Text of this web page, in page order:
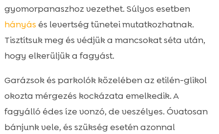
gyomorpanaszhoz vezethet. Súlyos esetben
hányás és levertség tünetei mutatkozhatnak.
Tisztítsuk meg és védjük a mancsokat séta után,
hogy elkerüljük a fagyást.
Garázsok és parkolók közelében az etilén-glikol
okozta mérgezés kockázata emelkedik. A
fagyálló édes íze vonzó, de veszélyes. Óvatosan
bánjunk vele, és szükség esetén azonnal